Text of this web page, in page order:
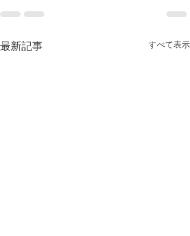
最新記事 すべて表示